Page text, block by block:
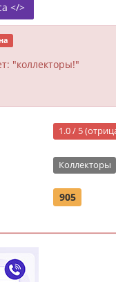
</>
"коллекторы!"
1.0 / 5
Коллекторы
905